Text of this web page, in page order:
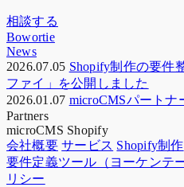
相談する
Bowortie
News
2026.07.05 Shopify制作の要件
ファイ」を公開しました
2026.01.07 microCMSパートナ
Partners
microCMS Shopify
会社概要 サービス Shopify制作
要件定義ツール（ヨーケンテ
リシー